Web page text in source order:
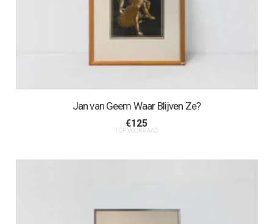
Jan van Geem Waar Blijven Ze?
€125
1 OP VOORRAAD